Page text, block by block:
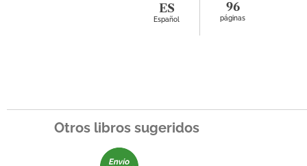
ES
Español
96
páginas
Otros libros sugeridos